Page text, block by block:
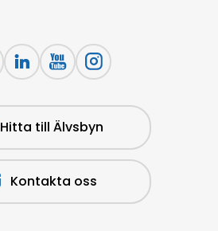
Hitta till Älvsbyn
Kontakta oss